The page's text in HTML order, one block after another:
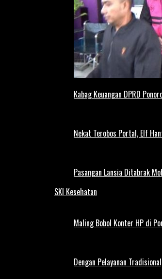
Kabag Keuangan DPRD
Nekat Terobos Portal, Elf
Pasangan Lansia Ditabrak
SKI Kesehatan
Maling Bobol Konter HP di
Dengan Pelayanan